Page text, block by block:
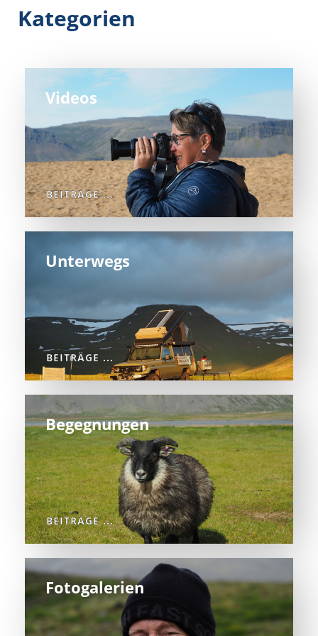
Kategorien
Videos
BEITRÄGE ...
Unterwegs
BEITRÄGE ...
Begegnungen
BEITRÄGE ...
Fotogalerien